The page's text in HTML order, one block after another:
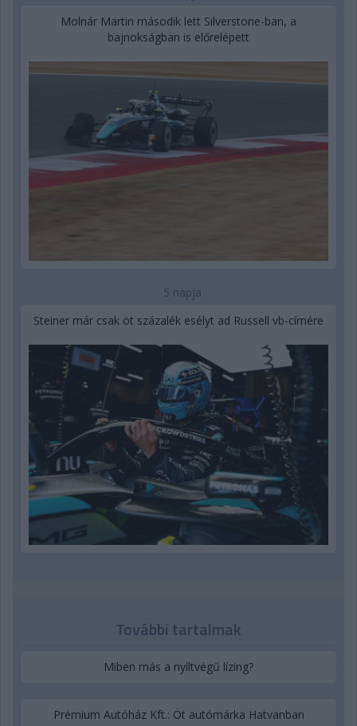
Molnár Martin második lett Silverstone-ban, a
bajnokságban is előrelépett
5 napja
Steiner már csak öt százalék esélyt ad Russell vb-címére
További tartalmak
Miben más a nyíltvégű lízing?
Prémium Autóház Kft.: Öt autómárka Hatvanban